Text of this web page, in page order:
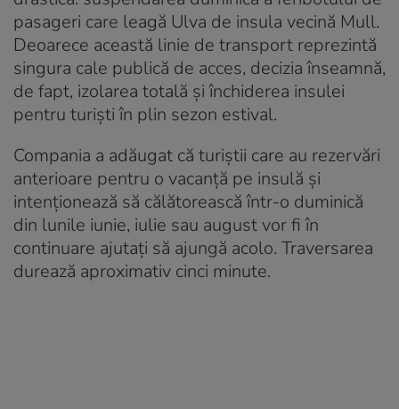
pasageri care leagă Ulva de insula vecină Mull.
Deoarece această linie de transport reprezintă
singura cale publică de acces, decizia înseamnă,
de fapt, izolarea totală și închiderea insulei
pentru turiști în plin sezon estival.
Compania a adăugat că turiștii care au rezervări
anterioare pentru o vacanță pe insulă și
intenționează să călătorească într-o duminică
din lunile iunie, iulie sau august vor fi în
continuare ajutați să ajungă acolo. Traversarea
durează aproximativ cinci minute.